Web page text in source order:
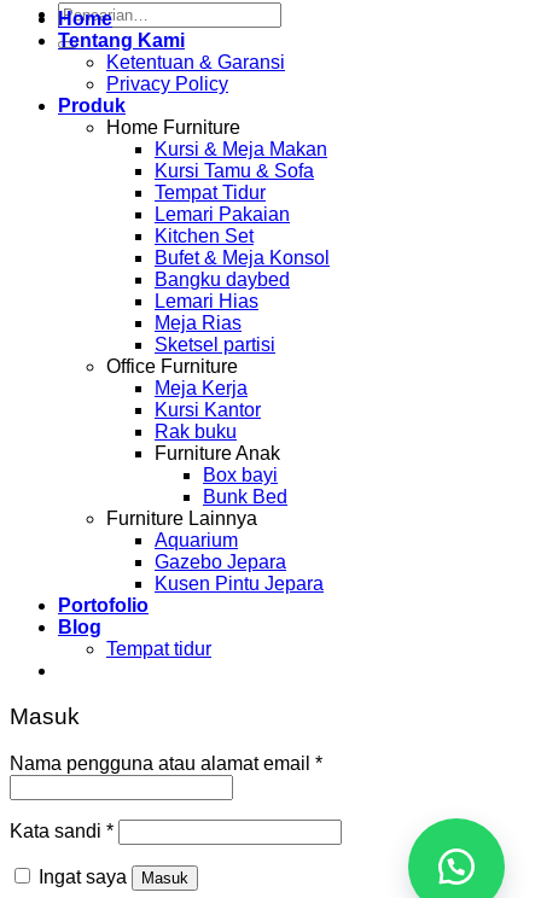
Pencarian
untuk:
Home
Tentang Kami
Ketentuan & Garansi
Privacy Policy
Produk
Home Furniture
Kursi & Meja Makan
Kursi Tamu & Sofa
Tempat Tidur
Lemari Pakaian
Kitchen Set
Bufet & Meja Konsol
Bangku daybed
Lemari Hias
Meja Rias
Sketsel partisi
Office Furniture
Meja Kerja
Kursi Kantor
Rak buku
Furniture Anak
Box bayi
Bunk Bed
Furniture Lainnya
Aquarium
Gazebo Jepara
Kusen Pintu Jepara
Portofolio
Blog
Tempat tidur
Masuk
Nama pengguna atau alamat email *
Kata sandi *
Ingat saya Masuk